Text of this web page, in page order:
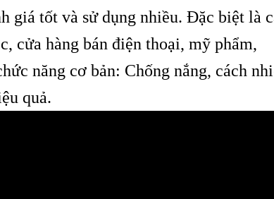
giá tốt và sử dụng nhiều. Đặc biệt là
cửa hàng bán điện thoại, mỹ phẩm,
năng cơ bản: Chống nắng, cách
quả.